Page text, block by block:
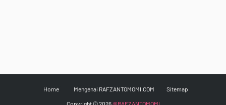
Home Mengenai RAFZANTOMOMI.COM Sitemap
Copyright ©2026@RAFZANTOMOMI